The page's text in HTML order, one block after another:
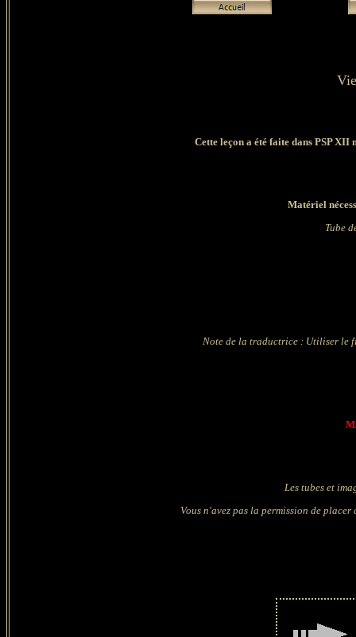
Cette leçon a été faite dans PSP XII
Matériel
Tube
Note de la traductrice : Utiliser le
Les tubes et
Vous n'avez pas la permission de